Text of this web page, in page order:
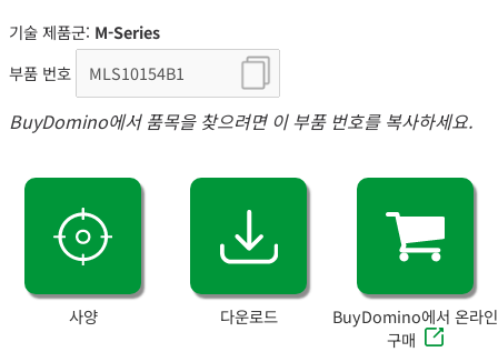
기술 제품군: M-Series
부품 번호
BuyDomino에서 품목을 찾으려면 이 부품 번호를 복사하세요.
사양 다운로드
BuyDomino에서 온라인
구매